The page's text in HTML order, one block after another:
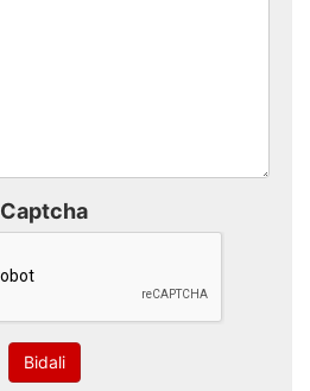
Captcha
Bidali